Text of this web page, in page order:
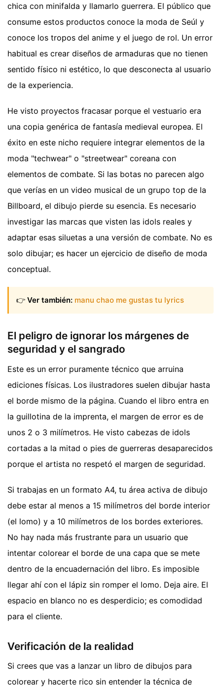
chica con minifalda y llamarlo guerrera. El público que
consume estos productos conoce la moda de Seúl y
conoce los tropos del anime y el juego de rol. Un error
habitual es crear diseños de armaduras que no tienen
sentido físico ni estético, lo que desconecta al usuario
de la experiencia.
He visto proyectos fracasar porque el vestuario era
una copia genérica de fantasía medieval europea. El
éxito en este nicho requiere integrar elementos de la
moda "techwear" o "streetwear" coreana con
elementos de combate. Si las botas no parecen algo
que verías en un video musical de un grupo top de la
Billboard, el dibujo pierde su esencia. Es necesario
investigar las marcas que visten las idols reales y
adaptar esas siluetas a una versión de combate. No es
solo dibujar; es hacer un ejercicio de diseño de moda
conceptual.
👉 Ver también: manu chao me gustas tu lyrics
El peligro de ignorar los márgenes de
seguridad y el sangrado
Este es un error puramente técnico que arruina
ediciones físicas. Los ilustradores suelen dibujar hasta
el borde mismo de la página. Cuando el libro entra en
la guillotina de la imprenta, el margen de error es de
unos 2 o 3 milímetros. He visto cabezas de idols
cortadas a la mitad o pies de guerreras desaparecidos
porque el artista no respetó el margen de seguridad.
Si trabajas en un formato A4, tu área activa de dibujo
debe estar al menos a 15 milímetros del borde interior
(el lomo) y a 10 milímetros de los bordes exteriores.
No hay nada más frustrante para un usuario que
intentar colorear el borde de una capa que se mete
dentro de la encuadernación del libro. Es imposible
llegar ahí con el lápiz sin romper el lomo. Deja aire. El
espacio en blanco no es desperdicio; es comodidad
para el cliente.
Verificación de la realidad
Si crees que vas a lanzar un libro de dibujos para
colorear y hacerte rico sin entender la técnica de